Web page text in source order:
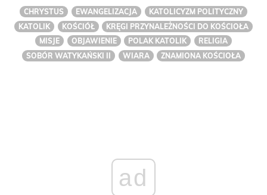
CHRYSTUS EWANGELIZACJA
KATOLICYZM POLITYCZNY
KATOLIK
KOŚCIÓŁ
KRĘGI PRZYNALEŻNOŚCI DO KOŚCIOŁA
MISJE
OBJAWIENIE POLAK KATOLIK
RELIGIA
SOBÓR WATYKAŃSKI II
WIARA ZNAMIONA KOŚCIOŁA
ad